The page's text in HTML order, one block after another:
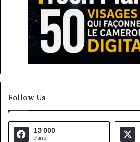
Follow Us
13 000
Fans